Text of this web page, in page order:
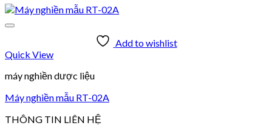
Add to wishlist
Quick View
máy nghiền dược liệu
Máy nghiền mẫu RT-02A
THÔNG TIN LIÊN HỆ